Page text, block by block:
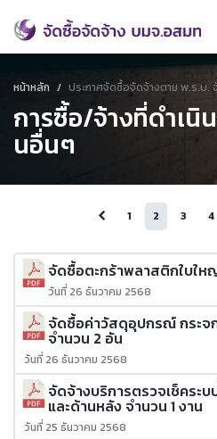
หน้าหลัก ประกาศจัดซื้อจัดจ้างตาม พ.ร.บ.
การซื้อ/จ้างที่ดำเนิ
นอื่นๆ
1 2 3 4
จัดซื้อตะกร้าพลาสติกใบให
วันที่ 26 ธันวาคม 2568
จัดซื้อค่าวัสดุอุปกรณ์ กระจ
จำนวน 2 อัน
วันที่ 26 ธันวาคม 2568
จัดจ้างบริการตรวจเช็คระ
และด้านหลัง จำนวน 1 งาน
วันที่ 25 ธันวาคม 2568